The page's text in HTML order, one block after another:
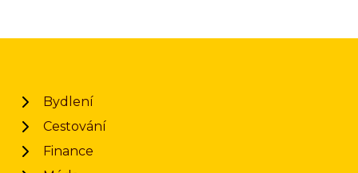
Bydlení
Cestování
Finance